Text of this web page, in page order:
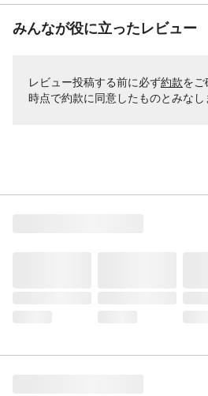
みんなが役に立ったレビュー
レビュー投稿する前に必ず約款をご
時点で約款に同意したものとみなし